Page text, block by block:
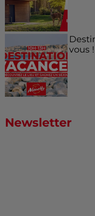
vous !
Newsletter